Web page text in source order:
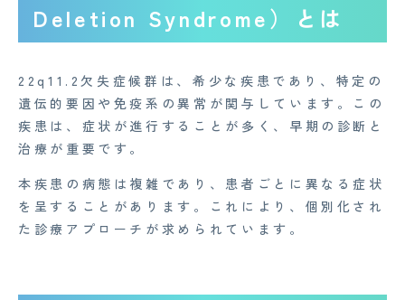
Deletion Syndrome）とは
22q11.2欠失症候群は、希少な疾患であり、特定の
遺伝的要因や免疫系の異常が関与しています。この
疾患は、症状が進行することが多く、早期の診断と
治療が重要です。
本疾患の病態は複雑であり、患者ごとに異なる症状
を呈することがあります。これにより、個別化され
た診療アプローチが求められています。